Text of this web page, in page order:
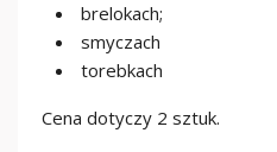
brelokach;
smyczach
torebkach
Cena dotyczy 2 sztuk.